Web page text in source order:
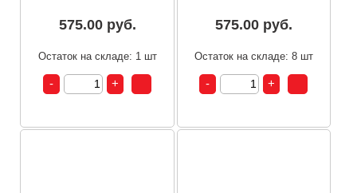
575.00 руб.
Остаток на складе: 1 шт
575.00 руб.
Остаток на складе: 8 шт